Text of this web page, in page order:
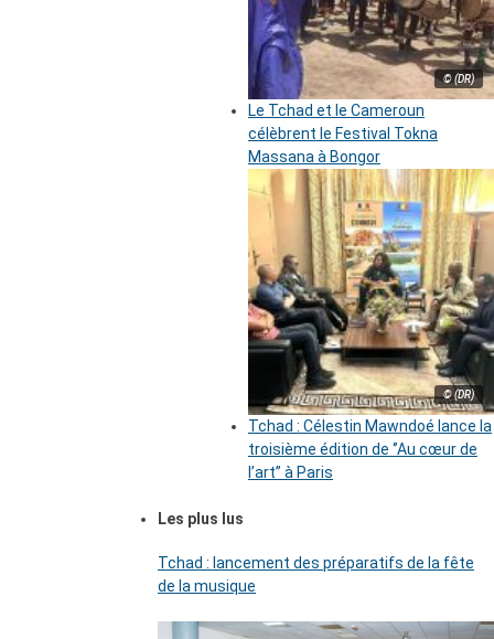
© (DR)
Le Tchad et le Cameroun
célèbrent le Festival Tokna
Massana à Bongor
© (DR)
Tchad : Célestin Mawndoé lance la
troisième édition de ‘’Au cœur de
l’art’’ à Paris
Les plus lus
Tchad : lancement des préparatifs de la fête
de la musique